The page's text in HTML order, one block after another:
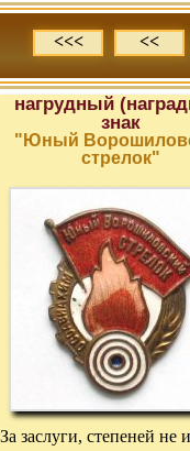
<<< <<
нагрудный
знак
"Юный
стрелок"
За заслуги, степеней не